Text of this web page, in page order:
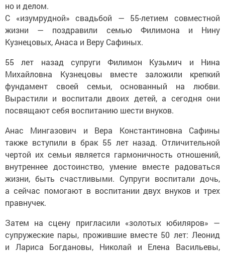
но и делом.
С «изумрудной» свадьбой — 55-летием совместной
жизни — поздравили семью Филимона и Нину
Кузнецовых, Анаса и Веру Сафиных.
55 лет назад супруги Филимон Кузьмич и Нина
Михайловна Кузнецовы вместе заложили крепкий
фундамент своей семьи, основанный на любви.
Вырастили и воспитали двоих детей, а сегодня они
посвящают себя воспитанию шести внуков.
Анас Мингазович и Вера Константиновна Сафины
также вступили в брак 55 лет назад. Отличительной
чертой их семьи является гармоничность отношений,
внутреннее достоинство, умение вместе радоваться
жизни, быть счастливыми. Супруги воспитали дочь,
а сейчас помогают в воспитании двух внуков и трех
правнучек.
Затем на сцену пригласили «золотых юбиляров» —
супружеские пары, прожившие вместе 50 лет: Леонид
и Лариса Богдановы, Николай и Елена Васильевы,